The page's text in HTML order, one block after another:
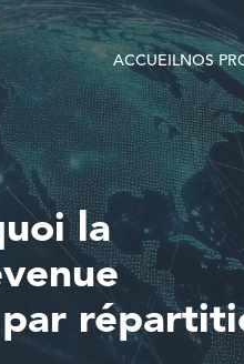
ACCUEILNOS
la